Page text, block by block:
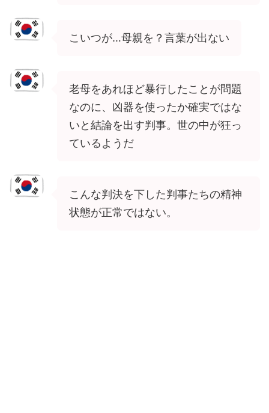
こいつが…母親を？言葉が出ない
老母をあれほど暴行したことが問題
なのに、凶器を使ったか確実ではな
いと結論を出す判事。世の中が狂っ
ているようだ
こんな判決を下した判事たちの精神
状態が正常ではない。